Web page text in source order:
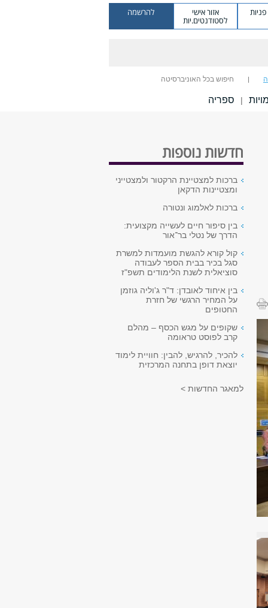
אזור אישי
לסטודנטים.יות
להרשמה
חיפוש בכל האוניברסיטה
| ספריה
חדשות נוספות
ברכות למצטיינת הרקטור ולמצטייני
ומצטיינות הדקאן
ברכות לאלמוג ונטורה
בין סיפור חיים לעשייה מקצועית:
הדרך של נטלי בר־אור
קול קורא להגשת מועמדות למשרת
סגל בכיר בבית הספר לעבודה
סוציאלית לשנת הלימודים תשפ"ז
בין איחוד לאובדן: ד"ר ג'וליה גוזמן
על המחיר הרגשי של חזרת
החטופים
שקופים על מגש הכסף – מהלם
קרב לפוסט טראומה
להכיר, להרגיש, להבין: חוויית לימוד
יוצאת דופן בתחנה המרכזית
למאגר החדשות >